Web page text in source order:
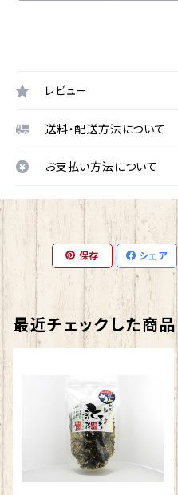
レビュー
送料・配送方法について
お支払い方法について
保存 シェア
最近チェックした商品